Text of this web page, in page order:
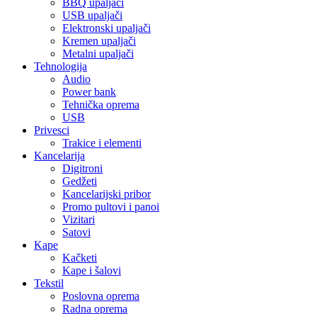
BBQ upaljači
USB upaljači
Elektronski upaljači
Kremen upaljači
Metalni upaljači
Tehnologija
Audio
Power bank
Tehnička oprema
USB
Privesci
Trakice i elementi
Kancelarija
Digitroni
Gedžeti
Kancelarijski pribor
Promo pultovi i panoi
Vizitari
Satovi
Kape
Kačketi
Kape i šalovi
Tekstil
Poslovna oprema
Radna oprema